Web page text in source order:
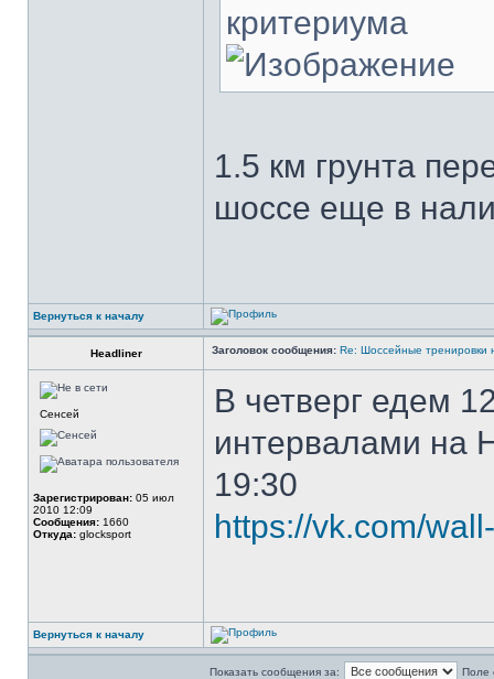
критериума
1.5 км грунта
шоссе еще в
Вернуться к началу
Headliner Заголовок сообщения: Re: Шоссейные тренировки
Сенсей
Зарегистрирован: 05 июл
2010 12:09
Сообщения: 1660
Откуда: glocksport
В четверг едем
интервалами на
19:30
https://vk.com/
Вернуться к началу
Показать сообщения за: Поле